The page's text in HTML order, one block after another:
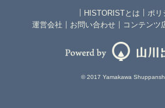
｜ HISTORISTとは ｜ ポリ
運営会社 ｜ お問い合わせ ｜ コンテンツ
© 2017 Yamakawa